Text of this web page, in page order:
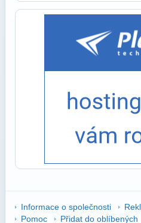
Informace o společnosti
Pomoc
Přidat do oblíbených